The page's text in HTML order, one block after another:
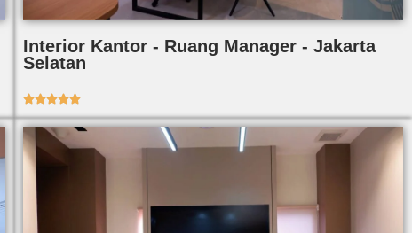
Interior Kantor - Ruang Manager - Jakarta
Selatan
